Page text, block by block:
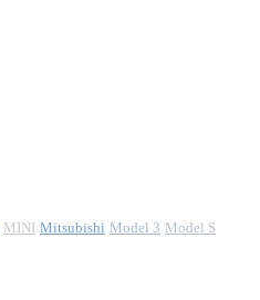
MINI Mitsubishi Model 3 Model S